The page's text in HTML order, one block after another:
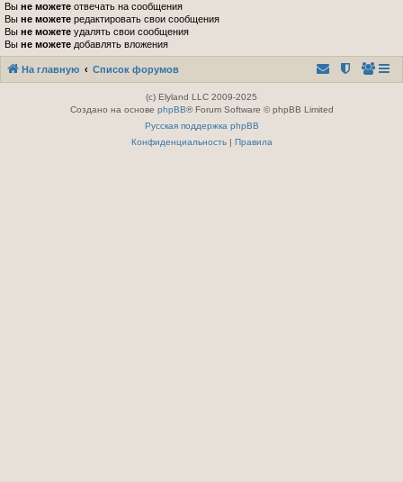
Вы не можете отвечать на сообщения
Вы не можете редактировать свои сообщения
Вы не можете удалять свои сообщения
Вы не можете добавлять вложения
На главную Список форумов
(c) Elyland LLC 2009-2025
Создано на основе phpBB® Forum Software © phpBB Limited
Русская поддержка phpBB
Конфиденциальность| Правила